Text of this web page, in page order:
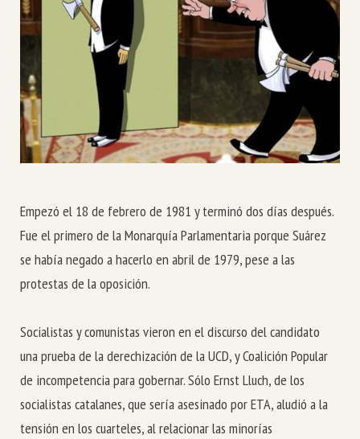
Empezó el 18 de febrero de 1981 y terminó dos días después.
Fue el primero de la Monarquía Parlamentaria porque Suárez
se había negado a hacerlo en abril de 1979, pese a las
protestas de la oposición.
Socialistas y comunistas vieron en el discurso del candidato
una prueba de la derechización de la UCD, y Coalición Popular
de incompetencia para gobernar. Sólo Ernst Lluch, de los
socialistas catalanes, que sería asesinado por ETA, aludió a la
tensión en los cuarteles, al relacionar las minorías